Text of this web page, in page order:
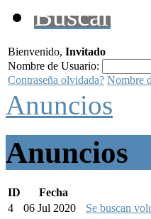
Buscar
Bienvenido, Invitado
Nombre de Usuario:
Contraseña olvidada? Nombre
Anuncios
Anuncios
ID Fecha
4
06 Jul 2020
Se buscan